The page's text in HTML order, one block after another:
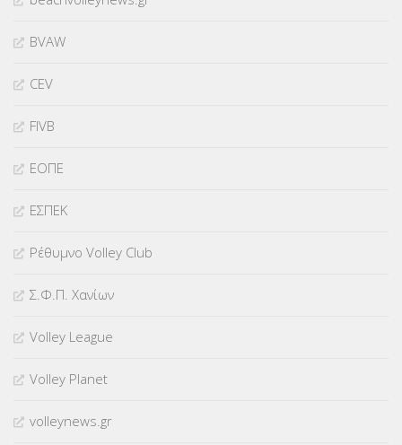
BVAW
CEV
FIVB
ΕΟΠΕ
ΕΣΠΕΚ
Ρέθυμνο Volley Club
Σ.Φ.Π. Χανίων
Volley League
Volley Planet
volleynews.gr